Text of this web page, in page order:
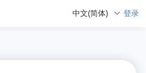
中文(简体) 登录